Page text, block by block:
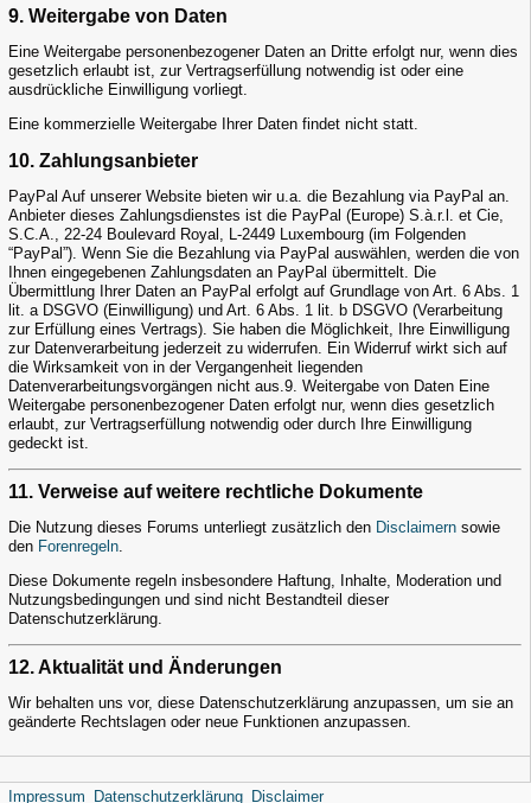
9. Weitergabe von Daten
Eine Weitergabe personenbezogener Daten an Dritte erfolgt nur, wenn dies
gesetzlich erlaubt ist, zur Vertragserfüllung notwendig ist oder eine
ausdrückliche Einwilligung vorliegt.
Eine kommerzielle Weitergabe Ihrer Daten findet nicht statt.
10. Zahlungsanbieter
PayPal Auf unserer Website bieten wir u.a. die Bezahlung via PayPal an.
Anbieter dieses Zahlungsdienstes ist die PayPal (Europe) S.à.r.l. et Cie,
S.C.A., 22-24 Boulevard Royal, L-2449 Luxembourg (im Folgenden
“PayPal”). Wenn Sie die Bezahlung via PayPal auswählen, werden die von
Ihnen eingegebenen Zahlungsdaten an PayPal übermittelt. Die
Übermittlung Ihrer Daten an PayPal erfolgt auf Grundlage von Art. 6 Abs. 1
lit. a DSGVO (Einwilligung) und Art. 6 Abs. 1 lit. b DSGVO (Verarbeitung
zur Erfüllung eines Vertrags). Sie haben die Möglichkeit, Ihre Einwilligung
zur Datenverarbeitung jederzeit zu widerrufen. Ein Widerruf wirkt sich auf
die Wirksamkeit von in der Vergangenheit liegenden
Datenverarbeitungsvorgängen nicht aus.9. Weitergabe von Daten Eine
Weitergabe personenbezogener Daten erfolgt nur, wenn dies gesetzlich
erlaubt, zur Vertragserfüllung notwendig oder durch Ihre Einwilligung
gedeckt ist.
11. Verweise auf weitere rechtliche Dokumente
Die Nutzung dieses Forums unterliegt zusätzlich den Disclaimern sowie
den Forenregeln.
Diese Dokumente regeln insbesondere Haftung, Inhalte, Moderation und
Nutzungsbedingungen und sind nicht Bestandteil dieser
Datenschutzerklärung.
12. Aktualität und Änderungen
Wir behalten uns vor, diese Datenschutzerklärung anzupassen, um sie an
geänderte Rechtslagen oder neue Funktionen anzupassen.
Impressum Datenschutzerklärung Disclaimer